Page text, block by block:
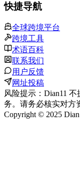
快捷导航
全球跨境平台
跨境工具
术语百科
联系我们
用户反馈
网址投稿
风险提示：Dian11
务。请务必核实对方
Copyright © 2025